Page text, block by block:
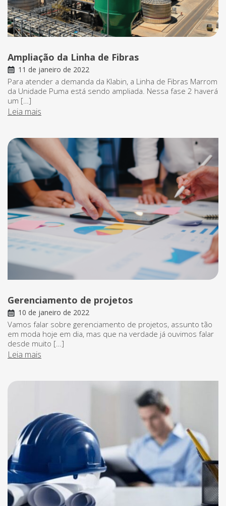
Ampliação da Linha de Fibras
11 de janeiro de 2022
Para atender a demanda da Klabin, a Linha de Fibras Marrom
da Unidade Puma está sendo ampliada. Nessa fase 2 haverá
um […]
Leia mais
Gerenciamento de projetos
10 de janeiro de 2022
Vamos falar sobre gerenciamento de projetos, assunto tão
em moda hoje em dia, mas que na verdade já ouvimos falar
desde muito […]
Leia mais